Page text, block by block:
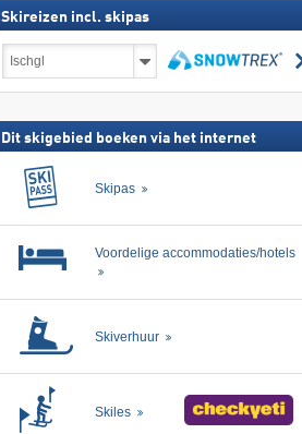
Skireizen incl. skipas
incl.
Dit skigebied boeken via het internet
Skipas
Voordelige accommodaties/hotels
Skiverhuur
Skiles